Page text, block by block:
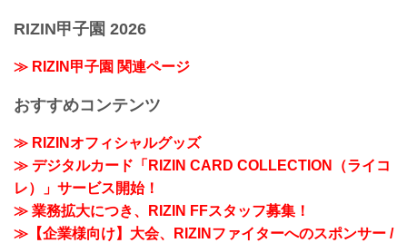
RIZIN甲子園 2026
≫ RIZIN甲子園 関連ページ
おすすめコンテンツ
≫ RIZINオフィシャルグッズ
≫ デジタルカード「RIZIN CARD COLLECTION（ライコ
レ）」サービス開始！
≫ 業務拡大につき、RIZIN FFスタッフ募集！
≫【企業様向け】大会、RIZINファイターへのスポンサー /